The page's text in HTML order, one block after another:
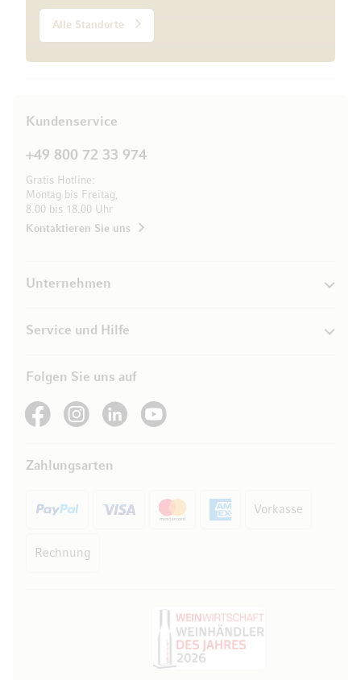
Alle Standorte
Kundenservice
+49 800 72 33 974
Gratis Hotline:
Montag bis Freitag,
8.00 bis 18.00 Uhr
Kontaktieren Sie uns
Unternehmen
Service und Hilfe
Folgen Sie uns auf
See our FacebookSee our Instagram account
See our LinkedInSee our YouTube channel
Zahlungsarten
Vorkasse
Rechnung